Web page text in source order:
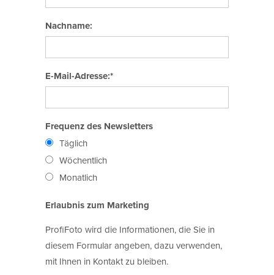
Nachname:
E-Mail-Adresse:*
Frequenz des Newsletters
Täglich
Wöchentlich
Monatlich
Erlaubnis zum Marketing
ProfiFoto wird die Informationen, die Sie in
diesem Formular angeben, dazu verwenden,
mit Ihnen in Kontakt zu bleiben.